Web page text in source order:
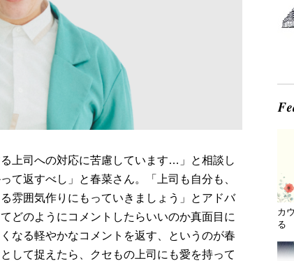
上司への対応に苦慮しています…」と相談し
て返すべし」と春菜さん。「上司も自分も、
雰囲気作りにもっていきましょう」とアドバ
どのようにコメントしたらいいのか真面目に
なる軽やかなコメントを返す、というのが春
して捉えたら、クセもの上司にも愛を持って
カ
る